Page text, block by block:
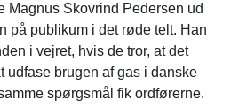
Magnus Skovrind Pedersen ud
på publikum i det røde telt. Han
i vejret, hvis de tror, at det
udfase brugen af gas i danske
spørgsmål fik ordførerne.